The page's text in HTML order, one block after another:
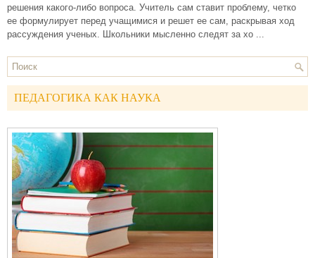
решения какого-либо вопроса. Учитель сам ставит проблему, четко
ее формулирует перед учащимися и решет ее сам, раскрывая ход
рассуждения ученых. Школьники мысленно следят за хо ...
ПЕДАГОГИКА КАК НАУКА